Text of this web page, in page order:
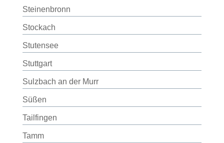
Steinenbronn
Stockach
Stutensee
Stuttgart
Sulzbach an der Murr
Süßen
Tailfingen
Tamm